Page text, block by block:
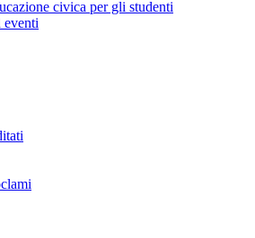
civica per gli studenti
eventi